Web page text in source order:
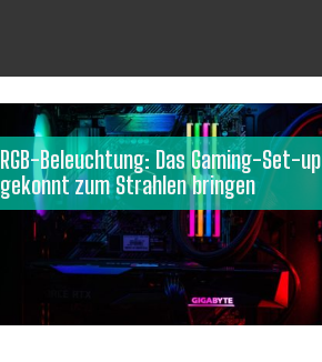
RGB-Beleuchtung: Das Gaming-Set-up
gekonnt zum Strahlen bringen